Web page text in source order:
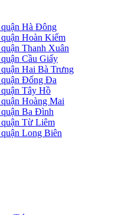
quận Hà Đông
Hoàn Kiếm
Thanh Xuân
Cầu Giấy
Hai Bà Trưng
quận Đống Đa
Tây Hồ
Hoàng Mai
quận Ba Đình
Từ Liêm
Long Biên